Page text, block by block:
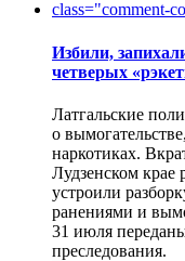
Избили,
четверых
Латгальские
о
наркотиках.
Лудзенском
устроили
ранениями и
31 июля
преследования.